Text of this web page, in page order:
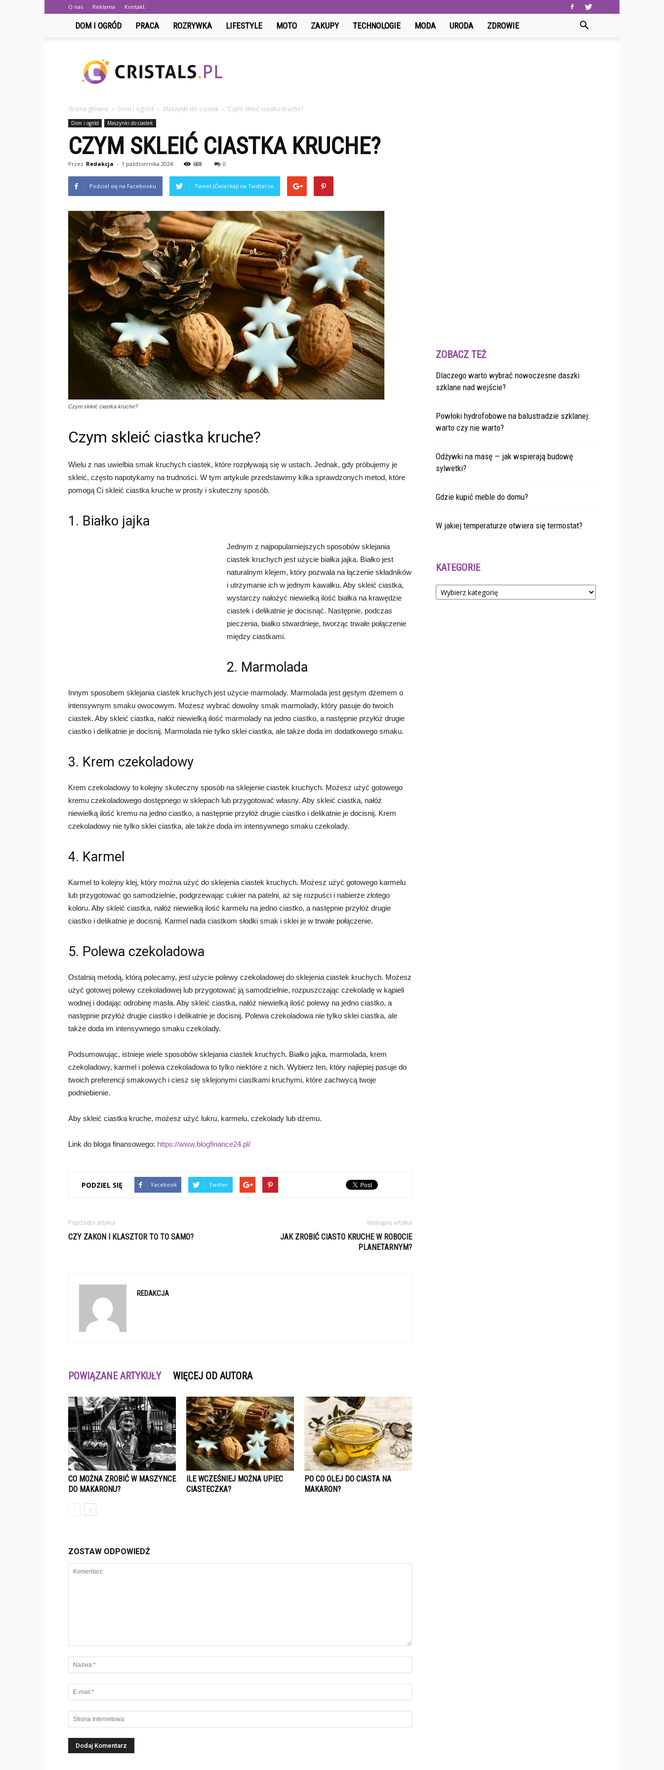
O nas Reklama Kontakt
DOM I OGRÓD PRACA ROZRYWKA LIFESTYLE MOTO ZAKUPY TECHNOLOGIE MODA URODA ZDROWIE
Strona główna Dom i ogród Maszynki do ciastek Czym skleić ciastka kruche?
Dom i ogród Maszynki do ciastek
CZYM SKLEIĆ CIASTKA KRUCHE?
Przez Redakcja - 1 października 2024 688 0
Podziel się na Facebooku Tweet (Ćwierkaj) na Twitterze
Czym skleić ciastka kruche?
Czym skleić ciastka kruche?
Wielu z nas uwielbia smak kruchych ciastek, które rozpływają się w ustach. Jednak, gdy próbujemy je
skleić, często napotykamy na trudności. W tym artykule przedstawimy kilka sprawdzonych metod, które
pomogą Ci skleić ciastka kruche w prosty i skuteczny sposób.
1. Białko jajka
Jednym z najpopularniejszych sposobów sklejania
ciastek kruchych jest użycie białka jajka. Białko jest
naturalnym klejem, który pozwala na łączenie składników
i utrzymanie ich w jednym kawałku. Aby skleić ciastka,
wystarczy nałożyć niewielką ilość białka na krawędzie
ciastek i delikatnie je docisnąć. Następnie, podczas
pieczenia, białko stwardnieje, tworząc trwałe połączenie
między ciastkami.
2. Marmolada
Innym sposobem sklejania ciastek kruchych jest użycie marmolady. Marmolada jest gęstym dżemem o
intensywnym smaku owocowym. Możesz wybrać dowolny smak marmolady, który pasuje do twoich
ciastek. Aby skleić ciastka, nałóż niewielką ilość marmolady na jedno ciastko, a następnie przyłóż drugie
ciastko i delikatnie je docisnij. Marmolada nie tylko sklei ciastka, ale także doda im dodatkowego smaku.
3. Krem czekoladowy
Krem czekoladowy to kolejny skuteczny sposób na sklejenie ciastek kruchych. Możesz użyć gotowego
kremu czekoladowego dostępnego w sklepach lub przygotować własny. Aby skleić ciastka, nałóż
niewielką ilość kremu na jedno ciastko, a następnie przyłóż drugie ciastko i delikatnie je docisnij. Krem
czekoladowy nie tylko sklei ciastka, ale także doda im intensywnego smaku czekolady.
4. Karmel
Karmel to kolejny klej, który można użyć do sklejenia ciastek kruchych. Możesz użyć gotowego karmelu
lub przygotować go samodzielnie, podgrzewając cukier na patelni, aż się rozpuści i nabierze złotego
koloru. Aby skleić ciastka, nałóż niewielką ilość karmelu na jedno ciastko, a następnie przyłóż drugie
ciastko i delikatnie je docisnij. Karmel nada ciastkom słodki smak i sklei je w trwałe połączenie.
5. Polewa czekoladowa
Ostatnią metodą, którą polecamy, jest użycie polewy czekoladowej do sklejenia ciastek kruchych. Możesz
użyć gotowej polewy czekoladowej lub przygotować ją samodzielnie, rozpuszczając czekoladę w kąpieli
wodnej i dodając odrobinę masła. Aby skleić ciastka, nałóż niewielką ilość polewy na jedno ciastko, a
następnie przyłóż drugie ciastko i delikatnie je docisnij. Polewa czekoladowa nie tylko sklei ciastka, ale
także doda im intensywnego smaku czekolady.
Podsumowując, istnieje wiele sposobów sklejania ciastek kruchych. Białko jajka, marmolada, krem
czekoladowy, karmel i polewa czekoladowa to tylko niektóre z nich. Wybierz ten, który najlepiej pasuje do
twoich preferencji smakowych i ciesz się sklejonymi ciastkami kruchymi, które zachwycą twoje
podniebienie.
Aby skleić ciastka kruche, możesz użyć lukru, karmelu, czekolady lub dżemu.
Link do bloga finansowego: https://www.blogfinance24.pl/
PODZIEL SIĘ Facebook Twitter
Poprzedni artykuł
CZY ZAKON I KLASZTOR TO TO SAMO?
Następny artykuł
JAK ZROBIĆ CIASTO KRUCHE W ROBOCIE
PLANETARNYM?
REDAKCJA
POWIĄZANE ARTYKUŁY WIĘCEJ OD AUTORA
CO MOŻNA ZROBIĆ W MASZYNCE
DO MAKARONU?
ILE WCZEŚNIEJ MOŻNA UPIEC
CIASTECZKA?
PO CO OLEJ DO CIASTA NA
MAKARON?
ZOSTAW ODPOWIEDŹ
ZOBACZ TEŻ
Dlaczego warto wybrać nowoczesne daszki
szklane nad wejście?
Powłoki hydrofobowe na balustradzie szklanej:
warto czy nie warto?
Odżywki na masę — jak wspierają budowę
sylwetki?
Gdzie kupić meble do domu?
W jakiej temperaturze otwiera się termostat?
KATEGORIE
Kategorie